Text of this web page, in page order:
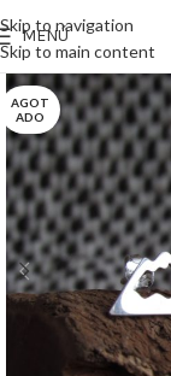
Skip to navigation
Skip to main content
MENÚ
AGOT
ADO